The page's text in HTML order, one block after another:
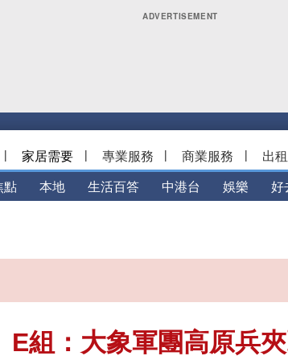
| 家居需要 | 專業服務 | 商業服務 | 出
點 本地 生活百答 中港台 娛樂 好
組：大象軍團高原兵